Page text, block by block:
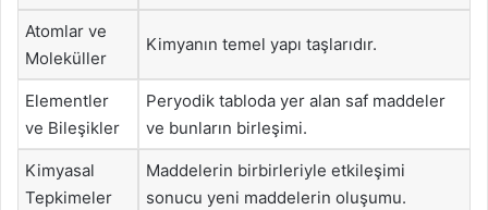
Atomlar ve
Moleküller
Kimyanın temel yapı taşlarıdır.
Elementler
ve Bileşikler
Peryodik tabloda yer alan saf maddeler
ve bunların birleşimi.
Kimyasal
Tepkimeler
Maddelerin birbirleriyle etkileşimi
sonucu yeni maddelerin oluşumu.